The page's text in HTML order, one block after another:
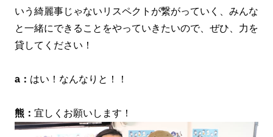
いう綺麗事じゃないリスペクトが繋がっていく、みんな
と一緒にできることをやっていきたいので、ぜひ、力を
貸してください！
a： はい！なんなりと！！
熊： 宜しくお願いします！